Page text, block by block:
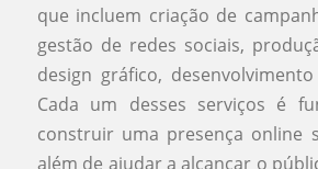
que incluem criação de
gestão de redes sociais,
design gráfico,
Cada um desses serviços é
construir uma presença online
além de ajudar a alcançar o